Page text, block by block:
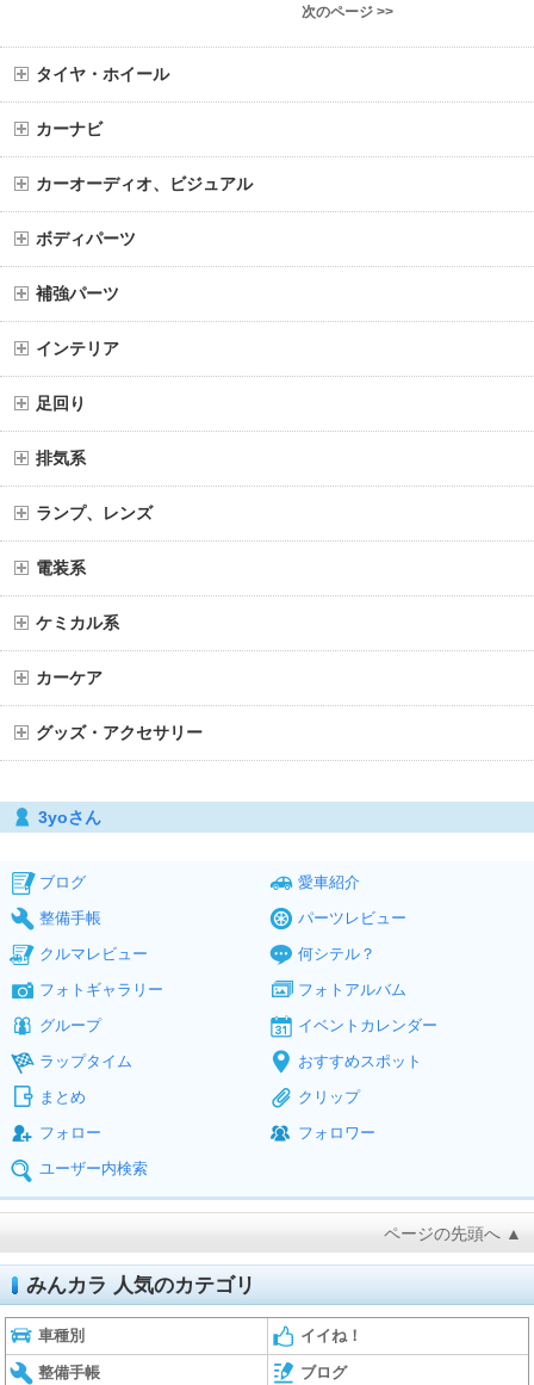
次のページ >>
タイヤ・ホイール
カーナビ
カーオーディオ、ビジュアル
ボディパーツ
補強パーツ
インテリア
足回り
排気系
ランプ、レンズ
電装系
ケミカル系
カーケア
グッズ・アクセサリー
3yoさん
ブログ
愛車紹介
整備手帳
パーツレビュー
クルマレビュー
何シテル？
フォトギャラリー
フォトアルバム
グループ
イベントカレンダー
ラップタイム
おすすめスポット
まとめ
クリップ
フォロー
フォロワー
ユーザー内検索
ページの先頭へ ▲
みんカラ 人気のカテゴリ
車種別 イイね！
整備手帳 ブログ